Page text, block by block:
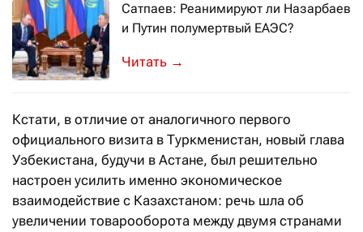
Сатпаев: Реанимируют ли Назарбаев
и Путин полумертвый ЕАЭС?
Кто-то подсчитал, что еще в
→
Кстати, в отличие от аналогичного первого
официального визита в Туркменистан, новый глава
Узбекистана, будучи в Астане, был решительно
настроен усилить именно экономическое
взаимодействие с Казахстаном: речь шла об
увеличении товарооборота между двумя странами